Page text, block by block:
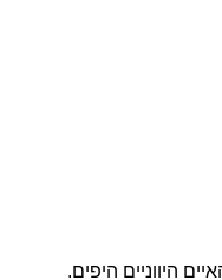
היווניים היפים.